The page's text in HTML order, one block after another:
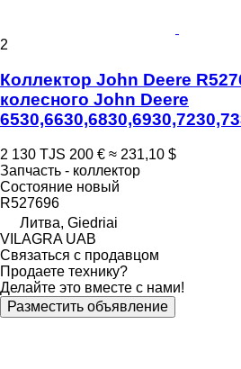
2
Коллектор John Deere
колесного John Deere
2 130 TJS 200 € ≈ 231,10 $
Запчасть - коллектор
Состояние новый
R527696
Литва, Giedriai
VILAGRA UAB
Связаться с продавцом
Продаете технику?
Делайте это вместе с нами!
Разместить объявление